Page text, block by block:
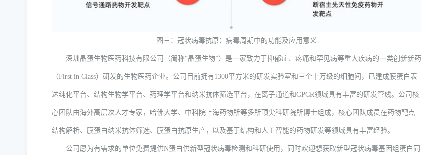
图三：冠状病毒抗原：病毒周期中的功能及应用意义
深圳晶蛋生物医药科技有限公司（简称“晶蛋生物”）是一家致力于抑郁症、疼痛和罕见病等重大疾病的一类创新新药
（First in Class）研发的生物医药企业。公司目前拥有1300平方米的研发实验室和三个十万级的细胞间，已建成膜蛋白表
达纯化平台、结构生物学平台、药理学平台和纳米抗体筛选平台，在离子通道和GPCR领域具有丰富的研发管线。公司核
心团队由海外高层次人才专家，哈佛大学、中科院上海药物所等多所顶尖科研院所博士组成，核心团队成员在药物靶点
结构解析、膜蛋白纳米抗体筛选、膜蛋白抗原生产，以及基于结构和人工智能的药物研发等领域具有丰富经验。
公司愿为有需求的单位免费提供N蛋白供新型冠状病毒检测和科研使用，同时欢迎想获取新型冠状病毒基因组蛋白同